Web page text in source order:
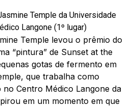
Temple da Universidade
Langone (1º lugar)
Temple levou o prêmio do
“pintura” de Sunset at the
gotas de fermento em
que trabalha como
Centro Médico Langone da
em um momento em que